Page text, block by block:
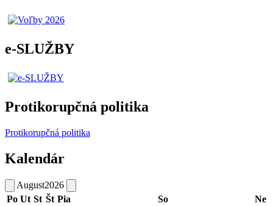
e-SLUŽBY
Protikorupčná politika
Protikorupčná politika
Kalendár
August2026
Po Ut St Št Pia So Ne